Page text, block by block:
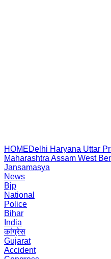
HOMEDelhi Haryana Uttar
Maharashtra Assam West
Jansamasya
News
Bjp
National
Police
Bihar
India
कांग्रेस
Gujarat
Accident